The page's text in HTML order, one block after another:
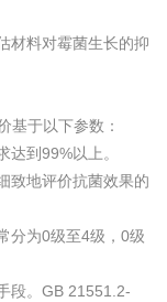
材料对霉菌生长的抑
基于以下参数：
到99%以上。
致地评价抗菌效果的
分为0级至4级，0级
段。GB 21551.2-
洗涤剂检测
日化产品毒理检测